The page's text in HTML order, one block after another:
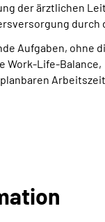
der ärztlichen
durch
Aufgaben, ohne
Work-Life-Balance,